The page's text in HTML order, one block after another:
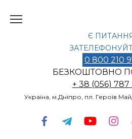
до
Є
0 800 210
БЕЗКОШТОВНО
+ 38 (056) 787
Україна, м.Дніпро, пл. Героїв